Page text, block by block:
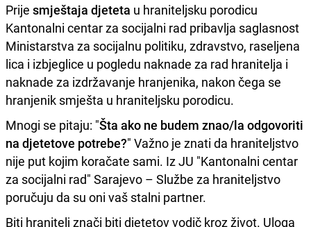
Prije smještaja djeteta u hraniteljsku porodicu
Kantonalni centar za socijalni rad pribavlja saglasnost
Ministarstva za socijalnu politiku, zdravstvo, raseljena
lica i izbjeglice u pogledu naknade za rad hranitelja i
naknade za izdržavanje hranjenika, nakon čega se
hranjenik smješta u hraniteljsku porodicu.
Mnogi se pitaju: "Šta ako ne budem znao/la odgovoriti
na djetetove potrebe?" Važno je znati da hraniteljstvo
nije put kojim koračate sami. Iz JU "Kantonalni centar
za socijalni rad" Sarajevo – Službe za hraniteljstvo
poručuju da su oni vaš stalni partner.
Biti hranitelj znači biti djetetov vodič kroz život. Uloga